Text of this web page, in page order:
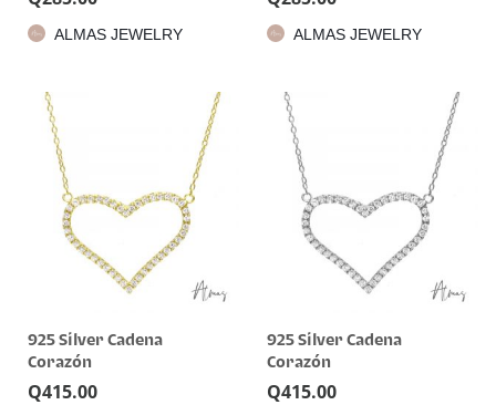
ALMAS JEWELRY ALMAS JEWELRY
925 Silver Cadena
Corazón
Q415.00
925 Silver Cadena
Corazón
Q415.00